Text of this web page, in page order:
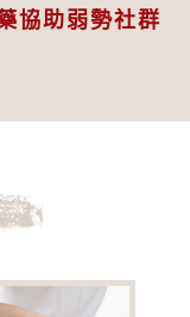
協助弱勢社群